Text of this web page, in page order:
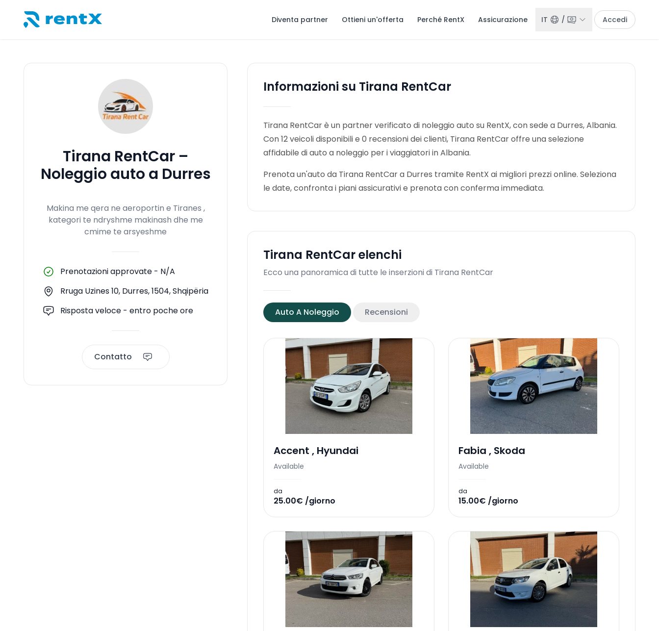
Diventa partner Ottieni un'offerta Perché RentX Assicurazione IT / Accedi
Tirana RentCar –
Noleggio auto a Durres
Makina me qera ne aeroportin e Tiranes ,
kategori te ndryshme makinash dhe me
cmime te arsyeshme
Prenotazioni approvate - N/A
Rruga Uzines 10, Durres, 1504, Shqipëria
Risposta veloce - entro poche ore
Contatto
Informazioni su Tirana RentCar
Tirana RentCar è un partner verificato di noleggio auto su RentX, con sede a Durres, Albania.
Con 12 veicoli disponibili e 0 recensioni dei clienti, Tirana RentCar offre una selezione
affidabile di auto a noleggio per i viaggiatori in Albania.
Prenota un'auto da Tirana RentCar a Durres tramite RentX ai migliori prezzi online. Seleziona
le date, confronta i piani assicurativi e prenota con conferma immediata.
Tirana RentCarelenchi
Ecco una panoramica di tutte le inserzioni di Tirana RentCar
Auto A Noleggio Recensioni
Accent , Hyundai
Available
da
25.00€ /giorno
Fabia , Skoda
Available
da
15.00€ /giorno